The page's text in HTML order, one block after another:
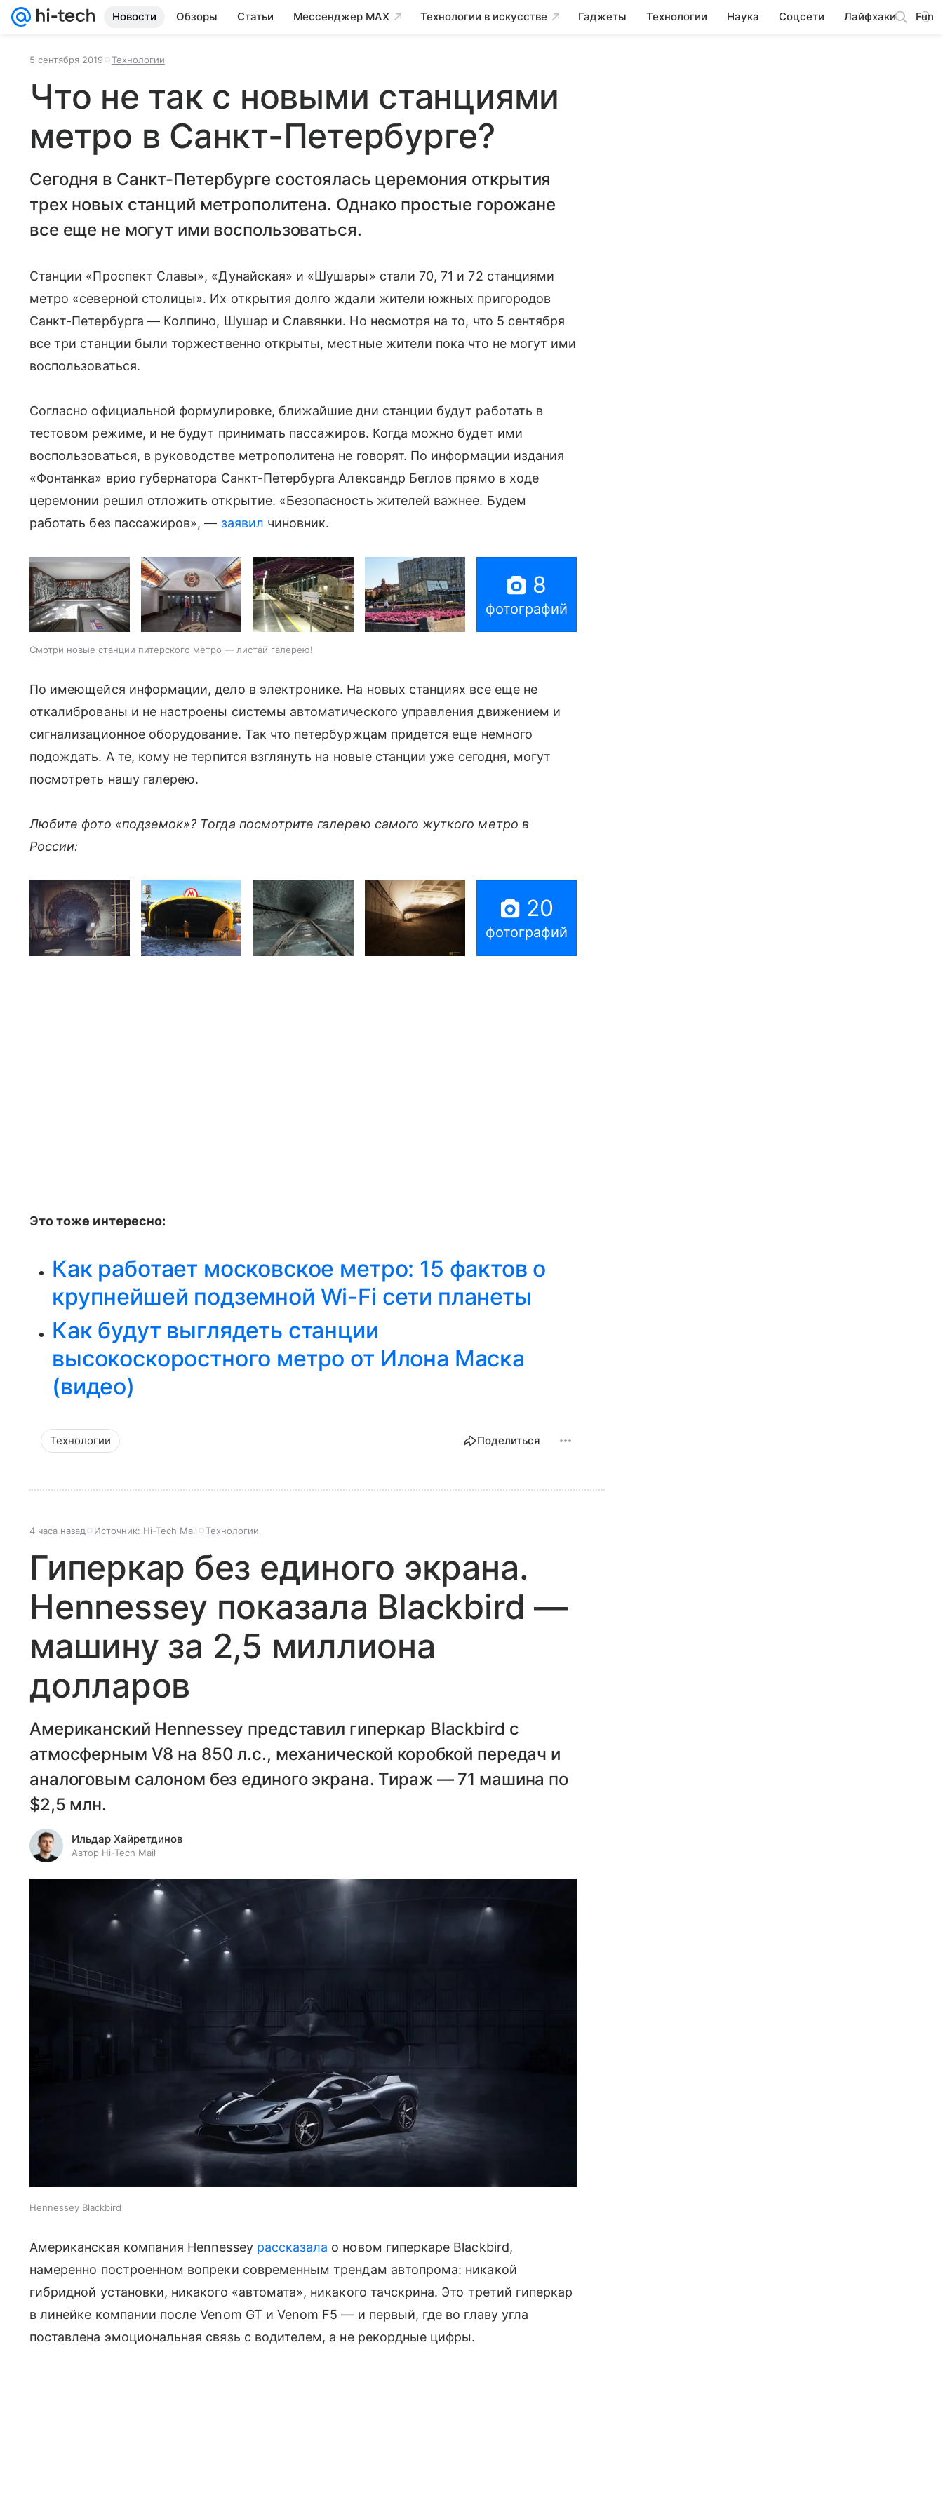
Новости Обзоры Статьи Мессенджер MAX Технологии в искусстве Гаджеты Технологии Наука Соцсети Лайфхаки Fun
5 сентября 2019 Технологии
Что не так с новыми станциями
метро в Санкт-Петербурге?
Сегодня в Санкт-Петербурге состоялась церемония открытия
трех новых станций метрополитена. Однако простые горожане
все еще не могут ими воспользоваться.
Станции «Проспект Славы», «Дунайская» и «Шушары» стали 70, 71 и 72 станциями
метро «северной столицы». Их открытия долго ждали жители южных пригородов
Санкт-Петербурга — Колпино, Шушар и Славянки. Но несмотря на то, что 5 сентября
все три станции были торжественно открыты, местные жители пока что не могут ими
воспользоваться.
Согласно официальной формулировке, ближайшие дни станции будут работать в
тестовом режиме, и не будут принимать пассажиров. Когда можно будет ими
воспользоваться, в руководстве метрополитена не говорят. По информации издания
«Фонтанка» врио губернатора Санкт-Петербурга Александр Беглов прямо в ходе
церемонии решил отложить открытие. «Безопасность жителей важнее. Будем
работать без пассажиров», — заявил чиновник.
8
фотографий
Смотри новые станции питерского метро — листай галерею!
По имеющейся информации, дело в электронике. На новых станциях все еще не
откалиброваны и не настроены системы автоматического управления движением и
сигнализационное оборудование. Так что петербуржцам придется еще немного
подождать. А те, кому не терпится взглянуть на новые станции уже сегодня, могут
посмотреть нашу галерею.
Любите фото «подземок»? Тогда посмотрите галерею самого жуткого метро в
России:
20
фотографий
Это тоже интересно:
Как работает московское метро: 15 фактов о
крупнейшей подземной Wi-Fi сети планеты
Как будут выглядеть станции
высокоскоростного метро от Илона Маска
(видео)
Технологии Поделиться
4 часа назад Источник: Hi-Tech Mail Технологии
Гиперкар без единого экрана.
Hennessey показала Blackbird —
машину за 2,5 миллиона
долларов
Американский Hennessey представил гиперкар Blackbird с
атмосферным V8 на 850 л.с., механической коробкой передач и
аналоговым салоном без единого экрана. Тираж — 71 машина по
$2,5 млн.
Ильдар Хайретдинов
Автор Hi-Tech Mail
Hennessey Blackbird
Американская компания Hennessey рассказала о новом гиперкаре Blackbird,
намеренно построенном вопреки современным трендам автопрома: никакой
гибридной установки, никакого «автомата», никакого тачскрина. Это третий гиперкар
в линейке компании после Venom GT и Venom F5 — и первый, где во главу угла
поставлена эмоциональная связь с водителем, а не рекордные цифры.